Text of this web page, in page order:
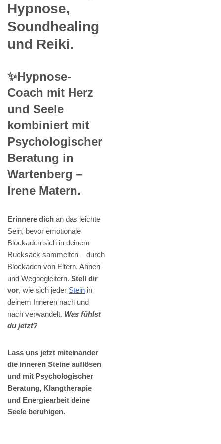
Hypnose,
Soundhealing
und Reiki.
✨Hypnose-
Coach mit Herz
und Seele
kombiniert mit
Psychologischer
Beratung in
Wartenberg –
Irene Matern.
Erinnere dich an das leichte
Sein, bevor emotionale
Blockaden sich in deinem
Rucksack sammelten – durch
Blockaden von Eltern, Ahnen
und Wegbegleitern. Stell dir
vor, wie sich jeder Stein in
deinem Inneren nach und
nach verwandelt. Was fühlst
du jetzt?
Lass uns jetzt miteinander
die inneren Steine auflösen
und mit Psychologischer
Beratung, Klangtherapie
und Energiearbeit deine
Seele beruhigen.